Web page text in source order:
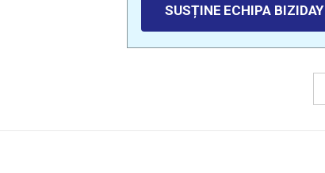
SUSȚINE ECHIPA BIZIDAY